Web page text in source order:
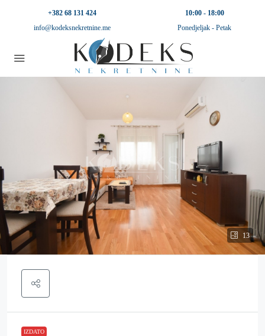
+382 68 131 424
info@kodeksnekretnine.me
10:00 - 18:00
Ponedjeljak - Petak
13
IZDATO